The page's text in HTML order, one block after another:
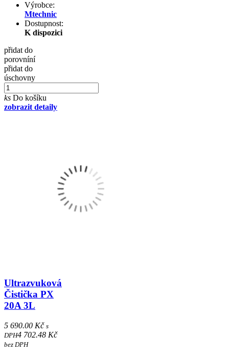
Výrobce:
Mtechnic
Dostupnost:
K dispozici
přidat do
porovníní
přidat do
úschovny
ks Do košíku
zobrazit detaily
Ultrazvuková
Čistička PX
20A 3L
5 690.00 Kč s
DPH4 702.48 Kč
bez DPH